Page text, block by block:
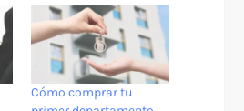
Cómo comprar tu